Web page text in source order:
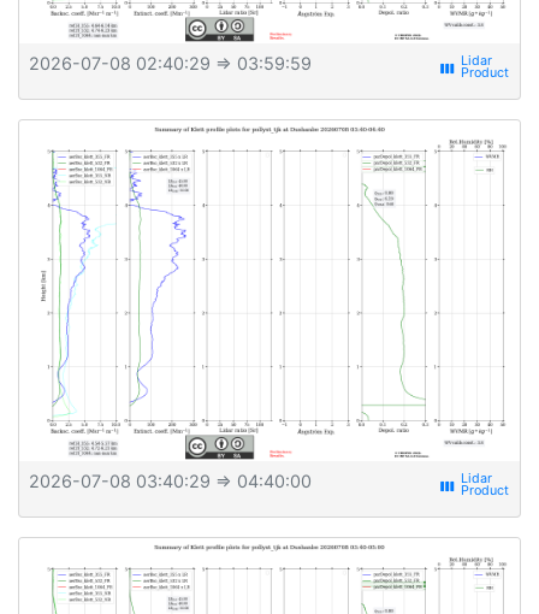
2026-07-08 02:40:29 ⇒ 03:59:59 view_week
2026-07-08 03:40:29 ⇒ 04:40:00 view_week